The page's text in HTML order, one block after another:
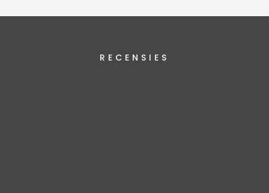
RECENSIES